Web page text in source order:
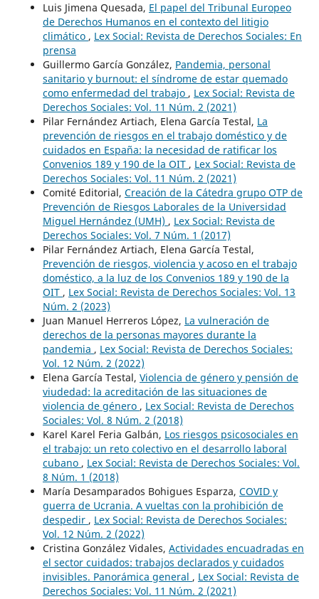
Luis Jimena Quesada, El papel del Tribunal Europeo
de Derechos Humanos en el contexto del litigio
climático , Lex Social: Revista de Derechos Sociales: En
prensa
Guillermo García González, Pandemia, personal
sanitario y burnout: el síndrome de estar quemado
como enfermedad del trabajo , Lex Social: Revista de
Derechos Sociales: Vol. 11 Núm. 2 (2021)
Pilar Fernández Artiach, Elena García Testal, La
prevención de riesgos en el trabajo doméstico y de
cuidados en España: la necesidad de ratificar los
Convenios 189 y 190 de la OIT , Lex Social: Revista de
Derechos Sociales: Vol. 11 Núm. 2 (2021)
Comité Editorial, Creación de la Cátedra grupo OTP de
Prevención de Riesgos Laborales de la Universidad
Miguel Hernández (UMH) , Lex Social: Revista de
Derechos Sociales: Vol. 7 Núm. 1 (2017)
Pilar Fernández Artiach, Elena García Testal,
Prevención de riesgos, violencia y acoso en el trabajo
doméstico, a la luz de los Convenios 189 y 190 de la
OIT , Lex Social: Revista de Derechos Sociales: Vol. 13
Núm. 2 (2023)
Juan Manuel Herreros López, La vulneración de
derechos de la personas mayores durante la
pandemia , Lex Social: Revista de Derechos Sociales:
Vol. 12 Núm. 2 (2022)
Elena García Testal, Violencia de género y pensión de
viudedad: la acreditación de las situaciones de
violencia de género , Lex Social: Revista de Derechos
Sociales: Vol. 8 Núm. 2 (2018)
Karel Karel Feria Galbán, Los riesgos psicosociales en
el trabajo: un reto colectivo en el desarrollo laboral
cubano , Lex Social: Revista de Derechos Sociales: Vol.
8 Núm. 1 (2018)
María Desamparados Bohigues Esparza, COVID y
guerra de Ucrania. A vueltas con la prohibición de
despedir , Lex Social: Revista de Derechos Sociales:
Vol. 12 Núm. 2 (2022)
Cristina González Vidales, Actividades encuadradas en
el sector cuidados: trabajos declarados y cuidados
invisibles. Panorámica general , Lex Social: Revista de
Derechos Sociales: Vol. 11 Núm. 2 (2021)